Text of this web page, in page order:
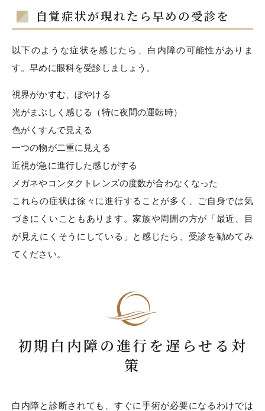
自覚症状が現れたら早めの受診を
以下のような症状を感じたら、白内障の可能性がありま
す。早めに眼科を受診しましょう。
視界がかすむ、ぼやける
光がまぶしく感じる（特に夜間の運転時）
色がくすんで見える
一つの物が二重に見える
近視が急に進行した感じがする
メガネやコンタクトレンズの度数が合わなくなった
これらの症状は徐々に進行することが多く、ご自身では気
づきにくいこともあります。家族や周囲の方が「最近、目
が見えにくそうにしている」と感じたら、受診を勧めてみ
てください。
初期白内障の進行を遅らせる対
策
白内障と診断されても、すぐに手術が必要になるわけでは